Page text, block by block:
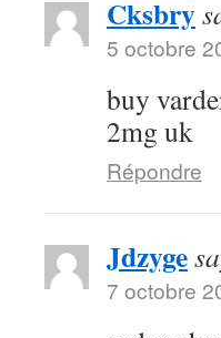
Cksbry
5 octobre
buy
2mg uk
Répondre
Jdzyge
7 octobre